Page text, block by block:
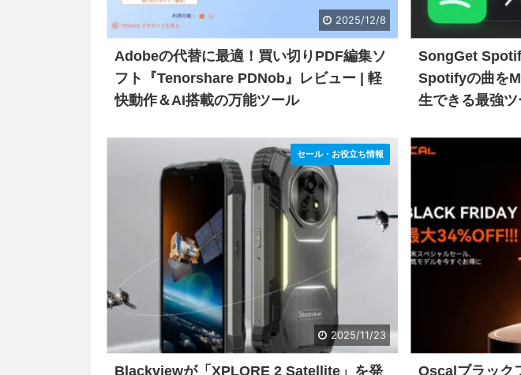
2025/12/8
Adobeの代替に最適！買い切りPDF編集ソ
フト『Tenorshare PDNob』レビュー | 軽
快動作＆AI搭載の万能ツール
SongGet
Spotifyの曲を
生できる最強ツ
セール・お役立ち情報
2025/11/23
Blackviewが「XPLORE 2 Satellite」を発 Oscalブラック